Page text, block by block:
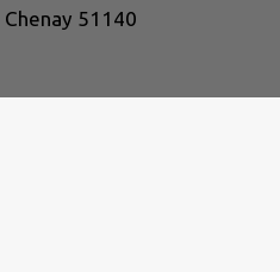
51140